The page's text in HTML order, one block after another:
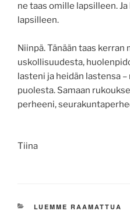
ne taas omille lapsilleen.
lapsilleen.
Niinpä. Tänään taas
uskollisuudesta,
lasteni ja heidän lastensa
puolesta. Samaan
perheeni,
Tiina
KATEGORIAT
LUEMME RAAMATTUA